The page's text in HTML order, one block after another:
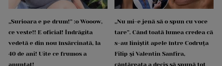
„Surioara e pe drum!” :o Wooow,
ce veste!! E oficial! Îndrăgita
vedetă e din nou însărcinată, la
40 de ani! Uite ce frumos a
„Nu mi-e jenă să o spun cu voce
tare”. Când toată lumea credea că
s-au liniștit apele între Codruța
Filip și Valentin Sanfira,